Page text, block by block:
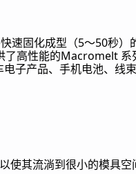
速固化成型（5～50秒）
了高性能的Macromelt 系
电子产品、手机电池、线
使其流淌到很小的模具